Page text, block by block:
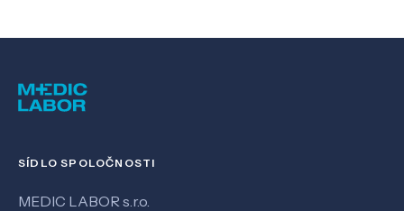
SÍDLO SPOLOČNOSTI
MEDIC LABOR s.r.o.